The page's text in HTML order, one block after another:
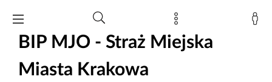
BIP MJO - Straż Miejska
Miasta Krakowa